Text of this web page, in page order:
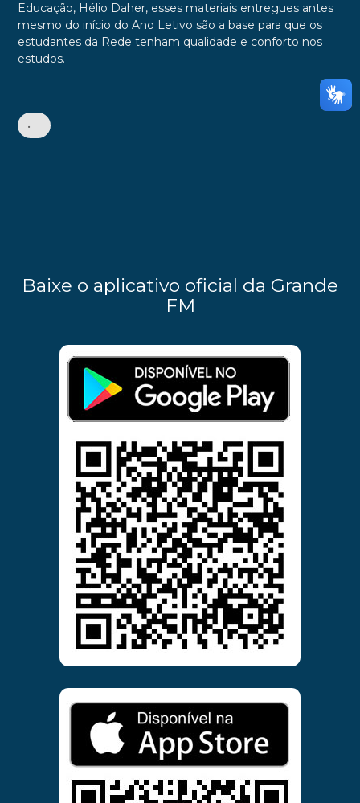
Educação, Hélio Daher, esses materiais entregues antes
mesmo do início do Ano Letivo são a base para que os
estudantes da Rede tenham qualidade e conforto nos
estudos.
•
Baixe o aplicativo oficial da Grande
FM